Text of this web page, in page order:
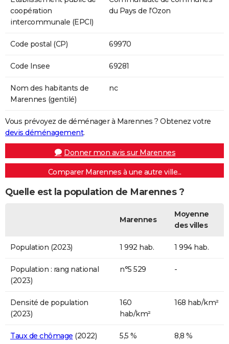
coopération
intercommunale (EPCI)
du Pays de l'Ozon
Code postal (CP) 69970
Code Insee 69281
Nom des habitants de
Marennes (gentilé)
nc
Vous prévoyez de déménager à Marennes ? Obtenez votre
devis déménagement.
Donner mon avis sur Marennes
Comparer Marennes à une autre ville...
Quelle est la population de Marennes ?
Marennes
Moyenne
des villes
Population (2023) 1 992 hab. 1 994 hab.
Population : rang national
(2023)
n°5 529 -
Densité de population
(2023)
160
hab/km²
168 hab/km²
Taux de chômage (2022) 5,5 % 8,8 %